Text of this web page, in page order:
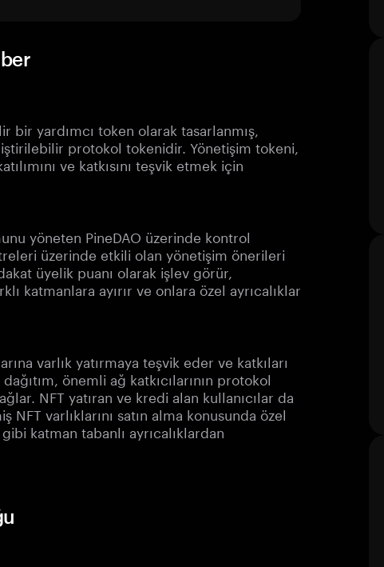
bir yardımcı token olarak tasarlanmış,
protokol tokenidir. Yönetişim tokeni,
ve katkısını teşvik etmek için
yöneten PineDAO üzerinde kontrol
üzerinde etkili olan yönetişim önerileri
üyelik puanı olarak işlev görür,
katmanlara ayırır ve onlara özel ayrıcalıklar
varlık yatırmaya teşvik eder ve katkıları
önemli ağ katkıcılarının protokol
NFT yatıran ve kredi alan kullanıcılar da
varlıklarını satın alma konusunda özel
katman tabanlı ayrıcalıklardan